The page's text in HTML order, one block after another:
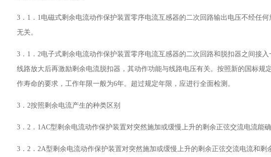
3．1．1电磁式剩余电流动作保护装置零序电流互感器的二次回路输出电压不经任
无关。
3．1．2电子式剩余电流动作保护装置零序电流互感器的二次回路和脱扣器之间接
线路放大后再激励剩余电流脱扣器，其动作功能与线路电压有关。按照新的国标规
作寿命的要求，工作年限一般为6年。超过规定年限，应进行全面检测。
3．2按照剩余电流产生的种类区别
3．2．1AC型剩余电流动作保护装置对突然施加或缓慢上升的剩余正弦交流电流能
3．2．2A型剩余电流动作保护装置对突然施加或缓慢上升的剩余正弦交流电流和剩